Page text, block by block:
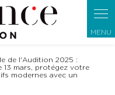
de l'Audition 2025 :
13 mars, protégez votre
modernes avec un